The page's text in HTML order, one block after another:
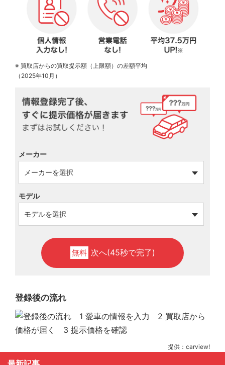
※ 買取店からの買取提示額（上限額）の差額平均
（2025年10月）
メーカー
モデル
無料 次へ(45秒で完了)
登録後の流れ
提供：carview!